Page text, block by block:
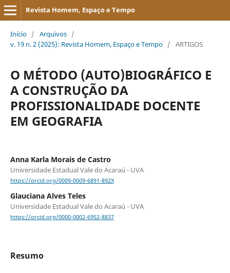
Revista Homem, Espaço e Tempo
Início / Arquivos /
v. 19 n. 2 (2025): Revista Homem, Espaço e Tempo / ARTIGOS
O MÉTODO (AUTO)BIOGRÁFICO E
A CONSTRUÇÃO DA
PROFISSIONALIDADE DOCENTE
EM GEOGRAFIA
Anna Karla Morais de Castro
Universidade Estadual Vale do Acaraú - UVA
https://orcid.org/0009-0009-6891-892X
Glauciana Alves Teles
Universidade Estadual Vale do Acaraú - UVA
https://orcid.org/0000-0002-6952-8837
Resumo